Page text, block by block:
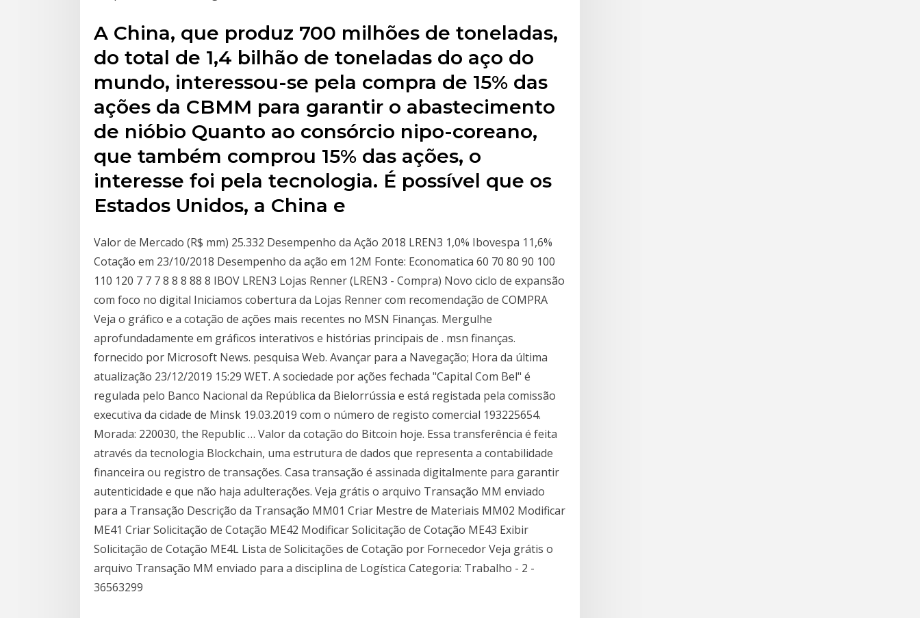
A China, que produz 700 milhões de toneladas,
do total de 1,4 bilhão de toneladas do aço do
mundo, interessou-se pela compra de 15% das
ações da CBMM para garantir o abastecimento
de nióbio Quanto ao consórcio nipo-coreano,
que também comprou 15% das ações, o
interesse foi pela tecnologia. É possível que os
Estados Unidos, a China e
Valor de Mercado (R$ mm) 25.332 Desempenho da Ação 2018 LREN3 1,0% Ibovespa 11,6%
Cotação em 23/10/2018 Desempenho da ação em 12M Fonte: Economatica 60 70 80 90 100
110 120 7 7 7 8 8 8 88 8 IBOV LREN3 Lojas Renner (LREN3 - Compra) Novo ciclo de expansão
com foco no digital Iniciamos cobertura da Lojas Renner com recomendação de COMPRA
Veja o gráfico e a cotação de ações mais recentes no MSN Finanças. Mergulhe
aprofundadamente em gráficos interativos e histórias principais de . msn finanças.
fornecido por Microsoft News. pesquisa Web. Avançar para a Navegação; Hora da última
atualização 23/12/2019 15:29 WET. A sociedade por ações fechada "Capital Com Bel" é
regulada pelo Banco Nacional da República da Bielorrússia e está registada pela comissão
executiva da cidade de Minsk 19.03.2019 com o número de registo comercial 193225654.
Morada: 220030, the Republic … Valor da cotação do Bitcoin hoje. Essa transferência é feita
através da tecnologia Blockchain, uma estrutura de dados que representa a contabilidade
financeira ou registro de transações. Casa transação é assinada digitalmente para garantir
autenticidade e que não haja adulterações. Veja grátis o arquivo Transação MM enviado
para a Transação Descrição da Transação MM01 Criar Mestre de Materiais MM02 Modificar
ME41 Criar Solicitação de Cotação ME42 Modificar Solicitação de Cotação ME43 Exibir
Solicitação de Cotação ME4L Lista de Solicitações de Cotação por Fornecedor Veja grátis o
arquivo Transação MM enviado para a disciplina de Logística Categoria: Trabalho - 2 -
36563299